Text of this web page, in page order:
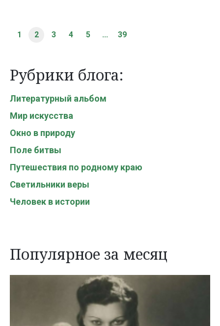
1 2 3 4 5 ... 39
Рубрики блога:
Литературный альбом
Мир искусства
Окно в природу
Поле битвы
Путешествия по родному краю
Светильники веры
Человек в истории
Популярное за месяц